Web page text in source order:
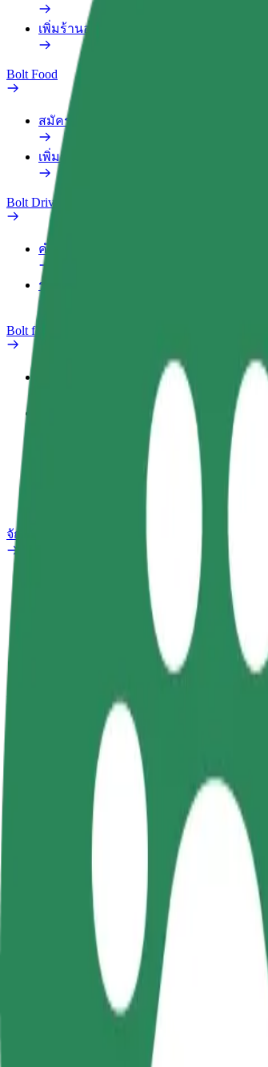
เพิ่มร้านอาหารหรือร้านค้า
Bolt Food
สมัครเป็นคนส่งของ
เพิ่มร้านอาหารหรือร้านค้า
Bolt Drive
คำถามที่พบบ่อย
รายงานรถ
Bolt for Business
จักรยานไฟฟ้า
ห้องแล็บความปลอดภัย
Bolt Plus
สิทธิประโยชน์
วิธีเข้าร่วม
คำถามที่พบบ่อย
สมัครเป็นคนขับ
สร้างรายได้ในแบบ
สมัครเป็นคนส่งพัสดุ
ส่งอาหารและรับราย
ทุกสัปดาห์
วิธีเดินทางจาก Omega Hotel ไปยัง
กำลังมองหาวิธีที่ดีที่สุดในการเดินทางจาก